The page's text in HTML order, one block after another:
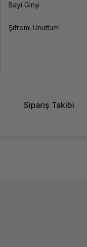
Bayi Girişi
Şifremi Unuttum
Sipariş Takibi